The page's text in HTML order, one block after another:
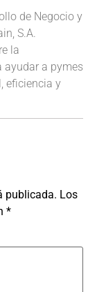
de Negocio y
S.A.
la
ayudar a pymes
eficiencia y
publicada. Los
*